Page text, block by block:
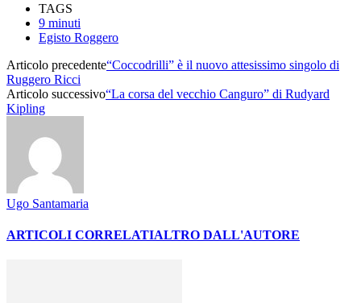
TAGS
9 minuti
Egisto Roggero
Articolo precedente“Coccodrilli” è il nuovo attesissimo singolo di
Ruggero Ricci
Articolo successivo“La corsa del vecchio Canguro” di Rudyard
Kipling
Ugo Santamaria
ARTICOLI CORRELATIALTRO DALL'AUTORE